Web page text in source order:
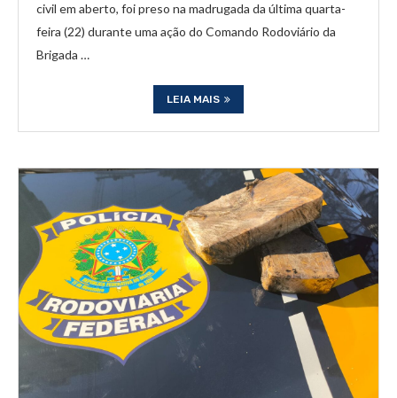
civil em aberto, foi preso na madrugada da última quarta-
feira (22) durante uma ação do Comando Rodoviário da
Brigada …
LEIA MAIS